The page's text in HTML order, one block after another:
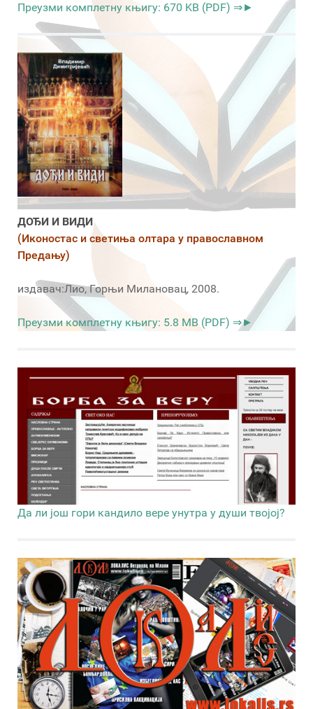
Преузми комплетну књигу: 670 KB (PDF) ⇒►
ДОЂИ И ВИДИ
(Иконостас и светиња олтара у православном
Предању)
издавач:Лио, Горњи Милановац, 2008.
Преузми комплетну књигу: 5.8 MB (PDF) ⇒►
Да ли још гори кандило вере унутра у души твојој?